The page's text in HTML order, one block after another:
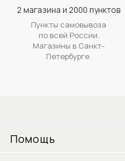
2 магазина и 2000 пунктов
Пункты самовывоза
по всей России.
Магазины в Санкт-
Петербурге.
Помощь